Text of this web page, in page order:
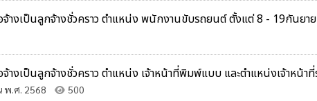
างเป็นลูกจ้างชั่วคราว ตำแหน่ง พนักงานขับรถยนต์ ตั้งแต่ 8 - 19กันยา
งเป็นลูกจ้างชั่วคราว ตำแหน่ง เจ้าหน้าที่พิมพ์แบบ และตำแหน่งเจ้าหน้
พ.ศ. 2568 500